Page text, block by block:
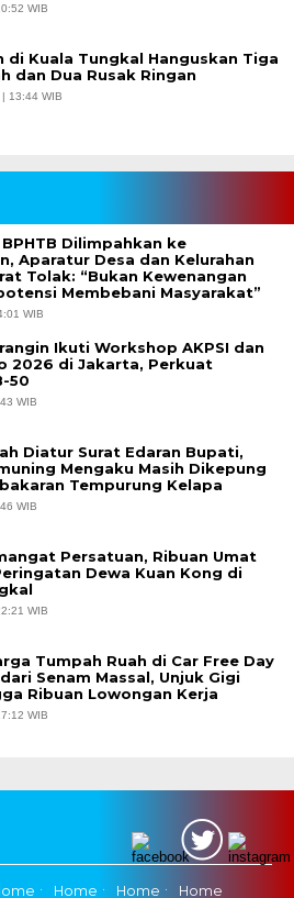
WIB
di Kuala Tungkal Hanguskan Tiga
dan Dua Rusak Ringan
13:44 WIB
Dilimpahkan ke
Aparatur Desa dan Kelurahan
Tolak: “Bukan Kewenangan
Membebani Masyarakat”
WIB
Ikuti Workshop AKPSI dan
2026 di Jakarta, Perkuat
50
WIB
Diatur Surat Edaran Bupati,
Mengaku Masih Dikepung
Tempurung Kelapa
WIB
Persatuan, Ribuan Umat
Dewa Kuan Kong di
WIB
Tumpah Ruah di Car Free Day
Senam Massal, Unjuk Gigi
Ribuan Lowongan Kerja
WIB
Home Home Home